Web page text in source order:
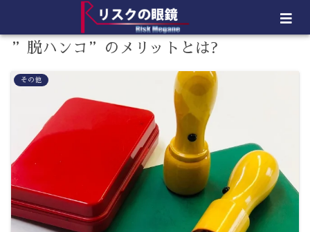
”脱ハンコ”のメリットとは?
その他